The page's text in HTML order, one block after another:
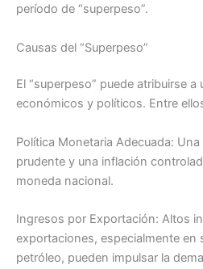
período de “superpeso”.
Causas del “Superpeso”
El “superpeso” puede atribuirse
económicos y políticos. Entre
Política Monetaria Adecuada:
prudente y una inflación
moneda nacional.
Ingresos por Exportación: Altos
exportaciones, especialmente en
petróleo, pueden impulsar la